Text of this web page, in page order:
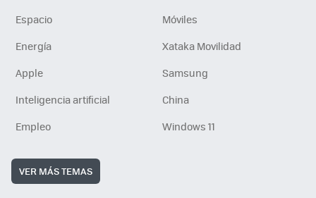
Espacio
Móviles
Energía
Xataka Movilidad
Apple
Samsung
Inteligencia artificial
China
Empleo
Windows 11
VER MÁS TEMAS